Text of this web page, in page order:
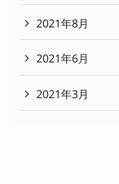
2021年8月
2021年6月
2021年3月